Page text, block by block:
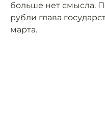
больше нет смысла.
рубли глава
марта.